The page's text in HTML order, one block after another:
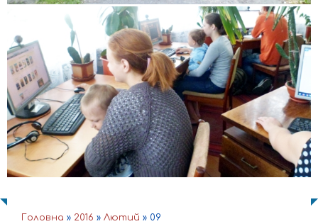
Головна » 2016 » Лютий » 09